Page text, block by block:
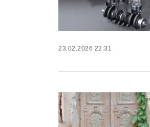
23.02.2026 22:31